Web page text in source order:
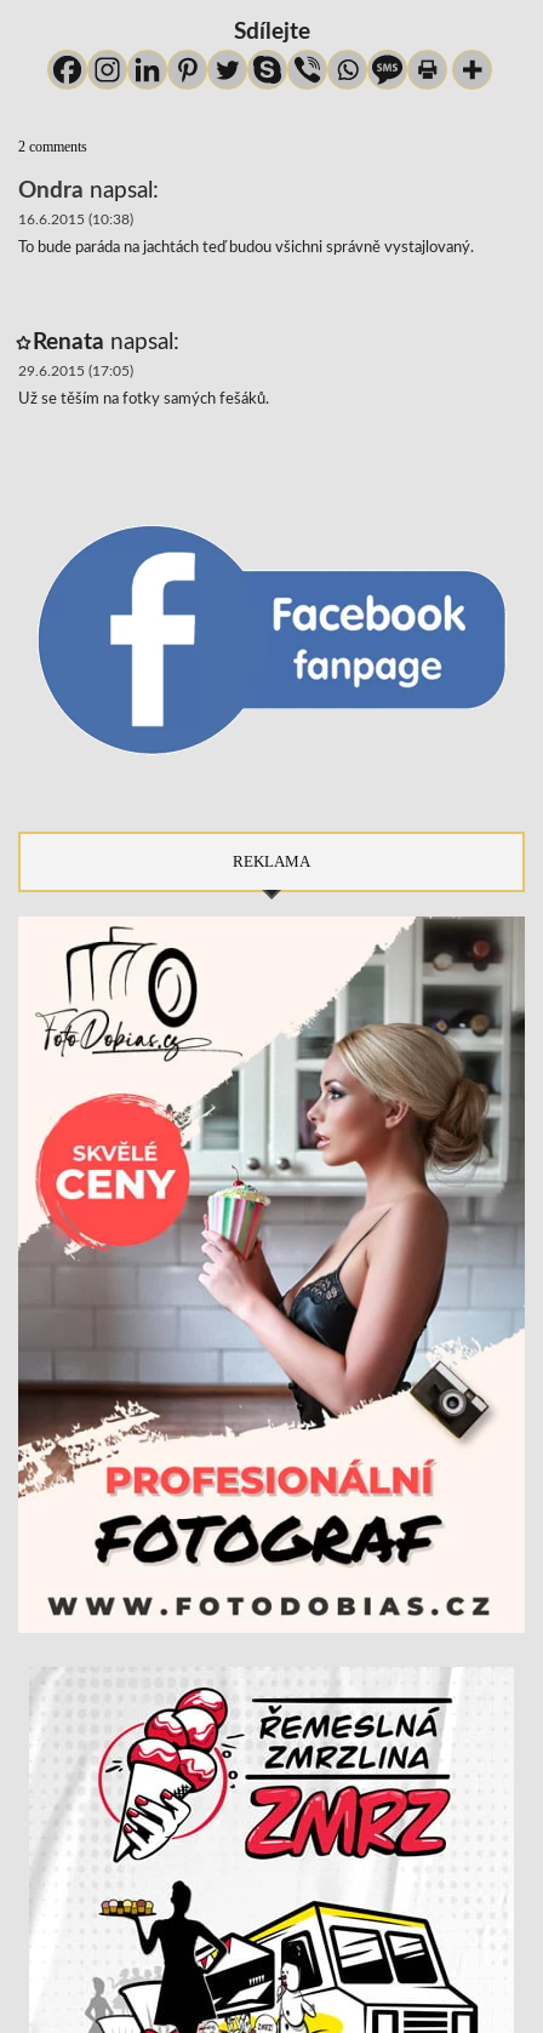
Sdílejte
2 comments
Ondra napsal:
16.6.2015 (10:38)
To bude paráda na jachtách teď budou všichni správně vystajlovaný.
Renata napsal:
29.6.2015 (17:05)
Už se těším na fotky samých fešáků.
REKLAMA